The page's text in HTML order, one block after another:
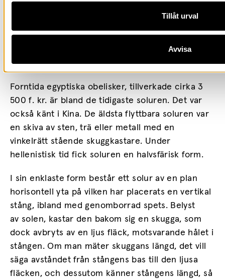
Tillåt urval
Avvisa
alla astronomiska instrument. Den mäter tid
utifrån hur solen förflyttar sig under dagen.
Konsten att tillverka solvisare kallas gnomonik.
Forntida egyptiska obelisker, tillverkade cirka 3
500 f. kr. är bland de tidigaste soluren. Det var
också känt i Kina. De äldsta flyttbara soluren var
en skiva av sten, trä eller metall med en
vinkelrätt stående skuggkastare. Under
hellenistisk tid fick soluren en halvsfärisk form.
I sin enklaste form består ett solur av en plan
horisontell yta på vilken har placerats en vertikal
stång, ibland med genomborrad spets. Belyst
av solen, kastar den bakom sig en skugga, som
dock avbryts av en ljus fläck, motsvarande hålet i
stången. Om man mäter skuggans längd, det vill
säga avståndet från stångens bas till den ljusa
fläcken, och dessutom känner stångens längd, så